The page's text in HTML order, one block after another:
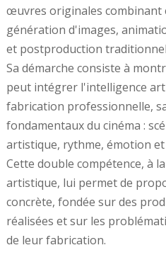
œuvres originales combinant
génération d'images,
et postproduction
Sa démarche consiste à
peut intégrer l'intelligence
fabrication professionnelle,
fondamentaux du cinéma :
artistique, rythme, émotion
Cette double compétence, à
artistique, lui permet de
concrète, fondée sur des
réalisées et sur les
de leur fabrication.